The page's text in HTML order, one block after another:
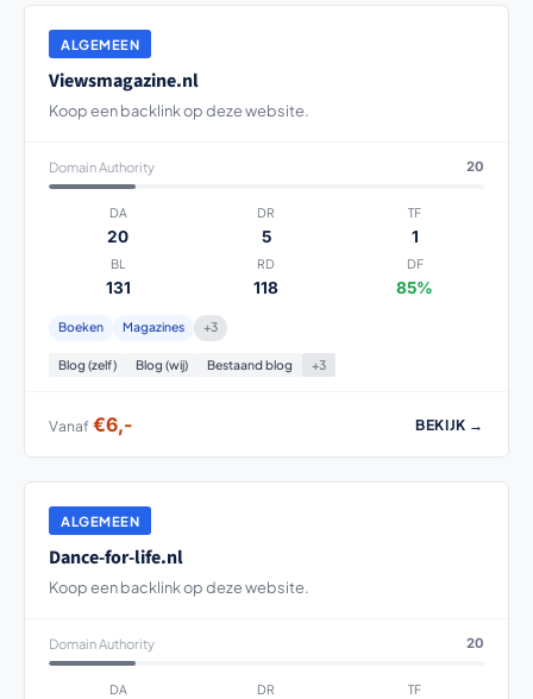
ALGEMEEN
Viewsmagazine.nl
Koop een backlink op deze website.
Domain Authority 20
DA
20
DR
5
TF
1
BL
131
RD
118
DF
85%
Boeken Magazines +3
Blog (zelf) Blog (wij) Bestaand blog +3
Vanaf €6,- BEKIJK →
ALGEMEEN
Dance-for-life.nl
Koop een backlink op deze website.
Domain Authority 20
DA DR TF